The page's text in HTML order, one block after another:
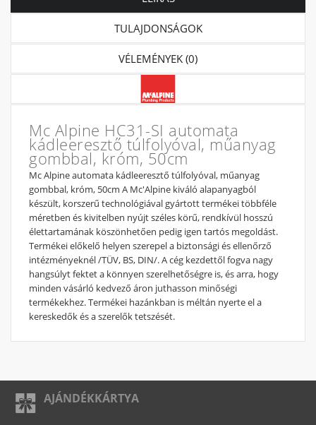
TULAJDONSÁGOK
VÉLEMÉNYEK (0)
Mc Alpine HC31-SI automata
kádleeresztő túlfolyóval, műanyag
gombbal, króm, 50cm
Mc Alpine automata kádleeresztő túlfolyóval, műanyag
gombbal, króm, 50cm A Mc'Alpine kiváló alapanyagból
készült, korszerű technológiával gyártott termékei többféle
méretben és kivitelben nyújt széles körű, rendkívül hosszú
élettartamának köszönhetően pedig igen tartós megoldást.
Termékei előkelő helyen szerepel a biztonsági és ellenőrző
intézményeknél /TÜV, BS, DIN/. A cég kezdettől fogva nagy
hangsúlyt fektet a könnyen szerelhetőségre is, és arra, hogy
minden vásárló kedvező áron juthasson minőségi
termékekhez. Termékei hazánkban is méltán nyerte el a
kereskedők és a szerelők tetszését.
AJÁNDÉKKÁRTYA